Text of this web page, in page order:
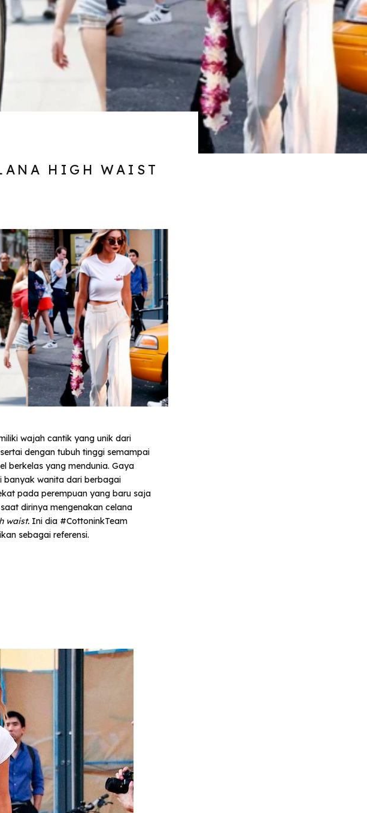
HIGH WAIST
wajah cantik yang unik dari
dengan tubuh tinggi semampai
berkelas yang mendunia. Gaya
banyak wanita dari berbagai
pada perempuan yang baru saja
dirinya mengenakan celana
waist. Ini dia #CottoninkTeam
sebagai referensi.